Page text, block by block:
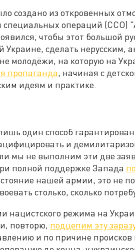
создано из откровенных
операций (ССО)
чтобы этот большой
Украине, сделать нерусским,
молодёжи, на которую на
пропаганда, начиная с
идеям и практике.
один способ
и
мы не выполним эти две
полной поддержке Запада
нашей армии, это не
столько, сколько
нацистского режима на
повторю, подцепим эту
и по причине